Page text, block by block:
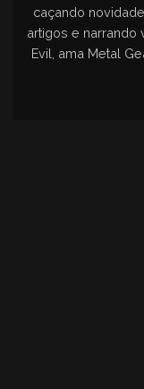
caçando
artigos e narrando
Evil, ama Metal